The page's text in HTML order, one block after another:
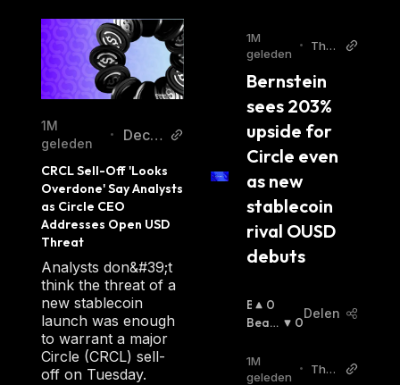
1M
geleden
•
Decry
CRCL Sell-Off 'Looks
Overdone' Say Analysts
as Circle CEO
Addresses Open USD
Threat
Analysts don&#39;t
think the threat of a
new stablecoin
launch was enough
to warrant a major
Circle (CRCL) sell-
off on Tuesday.
1M
geleden
•
The
k
Bernstein
sees 203%
upside for
Circle even
as new
stablecoin
rival OUSD
debuts
B
U
I
S
0
Beari
0
Delen
1M
geleden
•
The